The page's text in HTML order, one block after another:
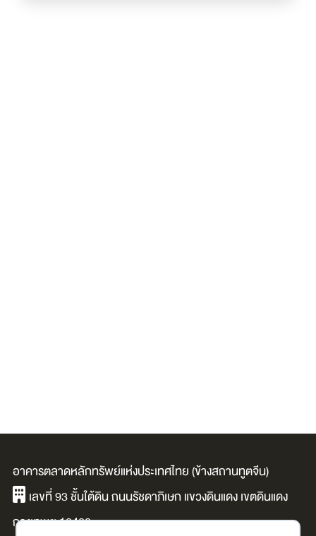
อาคารตลาดหลักทรัพย์แห่งประเทศไทย (ข้างสถานทูตจีน)
เลขที่ 93 ชั้นใต้ดิน ถนนรัชดาภิเษก แขวงดินแดง เขตดินแดง
กรุงเทพฯ 10400